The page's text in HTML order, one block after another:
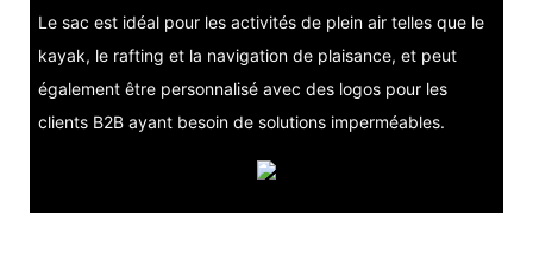
Le sac est idéal pour les activités de plein air telles que le
kayak, le rafting et la navigation de plaisance, et peut
également être personnalisé avec des logos pour les
clients B2B ayant besoin de solutions imperméables.